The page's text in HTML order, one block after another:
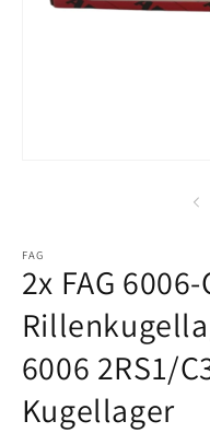
FAG
2x FAG
6006 2RS1/
Kugellager